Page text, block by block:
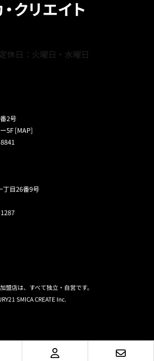
日：火曜日・水曜日
2号
5F[MAP]
丁目26番9号
盟店は、すべて独立・自営です。
SMICA CREATE Inc.